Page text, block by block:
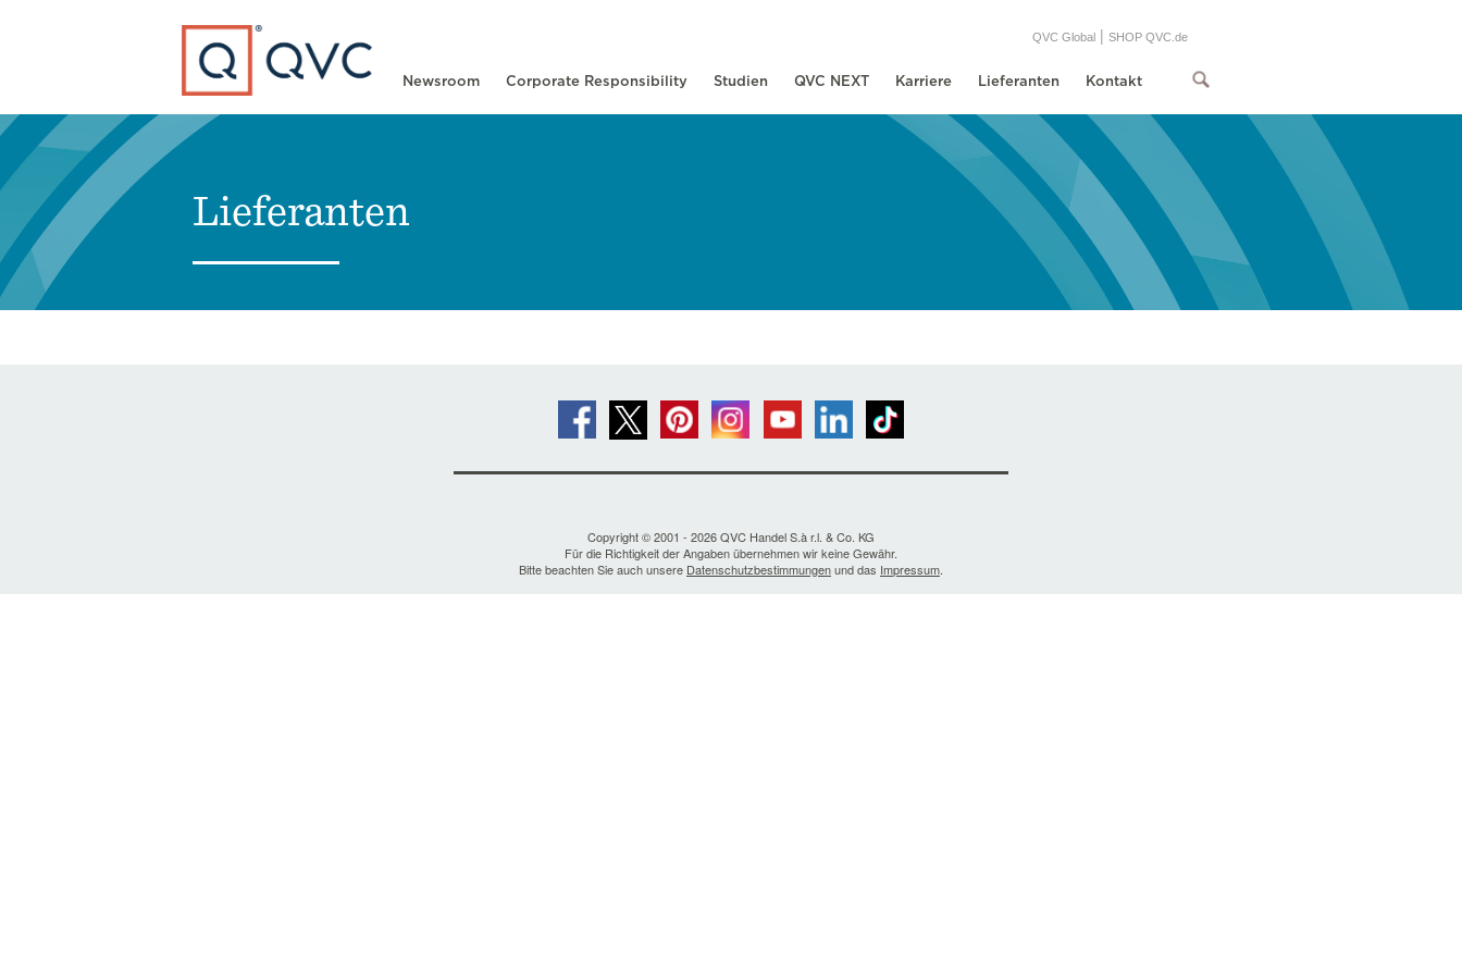
Newsroom Corporate Responsibility Studien QVC NEXT Karriere Lieferanten Kontakt
QVC Global | SHOP QVC.de
Type to search
Lieferanten
Copyright © 2001 - 2026 QVC Handel S.à r.l. & Co. KG
Für die Richtigkeit der Angaben übernehmen wir keine Gewähr.
Bitte beachten Sie auch unsere Datenschutzbestimmungenund das Impressum.